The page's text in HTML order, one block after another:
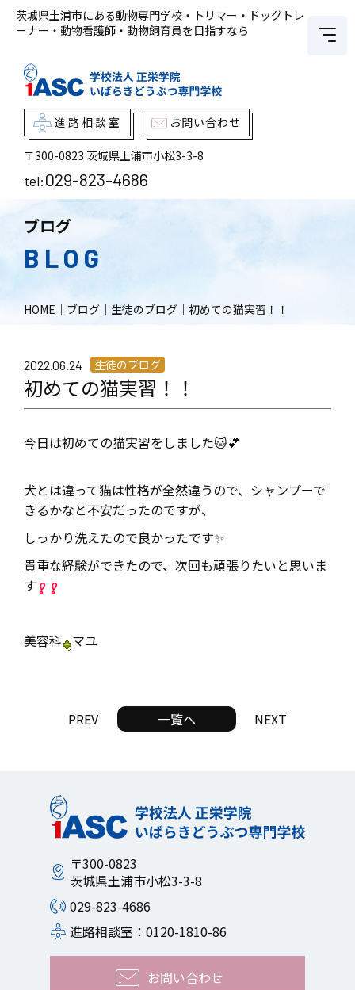
茨城県土浦市にある動物専門学校・トリマー・ドッグトレ
ーナー・動物看護師・動物飼育員を目指すなら
進路相談室 お問い合わせ
〒300-0823 茨城県土浦市小松3-3-8
tel:029-823-4686
ブログ
BLOG
HOME ｜ ブログ ｜ 生徒のブログ ｜ 初めての猫実習！！
2022.06.24 生徒のブログ
初めての猫実習！！
今日は初めての猫実習をしました🐱💕
犬とは違って猫は性格が全然違うので、シャンプーで
きるかなと不安だったのですが、
しっかり洗えたので良かったです✨
貴重な経験ができたので、次回も頑張りたいと思いま
す
美容科 マユ
PREV 一覧へ NEXT
〒300-0823
茨城県土浦市小松3-3-8
029-823-4686
進路相談室：0120-1810-86
お問い合わせ